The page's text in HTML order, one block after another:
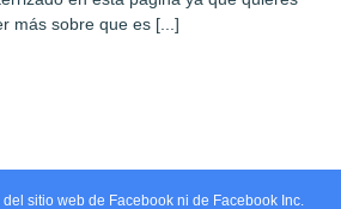
más sobre que es [...]
del sitio web de Facebook ni de Facebook Inc.